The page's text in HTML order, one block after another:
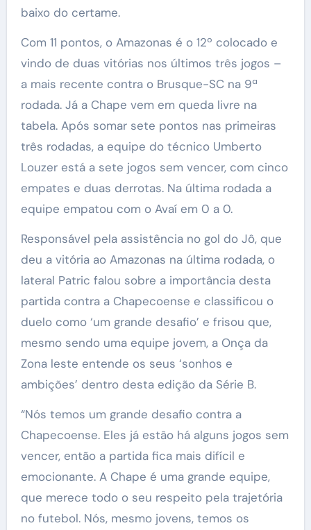
baixo do certame.
Com 11 pontos, o Amazonas é o 12º colocado e
vindo de duas vitórias nos últimos três jogos –
a mais recente contra o Brusque-SC na 9ª
rodada. Já a Chape vem em queda livre na
tabela. Após somar sete pontos nas primeiras
três rodadas, a equipe do técnico Umberto
Louzer está a sete jogos sem vencer, com cinco
empates e duas derrotas. Na última rodada a
equipe empatou com o Avaí em 0 a 0.
Responsável pela assistência no gol do Jô, que
deu a vitória ao Amazonas na última rodada, o
lateral Patric falou sobre a importância desta
partida contra a Chapecoense e classificou o
duelo como ‘um grande desafio’ e frisou que,
mesmo sendo uma equipe jovem, a Onça da
Zona leste entende os seus ‘sonhos e
ambições’ dentro desta edição da Série B.
“Nós temos um grande desafio contra a
Chapecoense. Eles já estão há alguns jogos sem
vencer, então a partida fica mais difícil e
emocionante. A Chape é uma grande equipe,
que merece todo o seu respeito pela trajetória
no futebol. Nós, mesmo jovens, temos os